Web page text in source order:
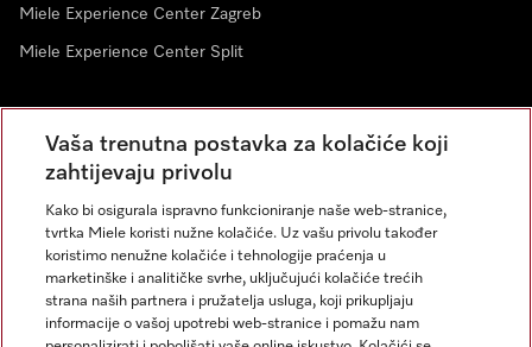
Miele Experience Center Zagreb
Miele Experience Center Split
Newsletter
Vaša trenutna postavka za kolačiće koji
zahtijevaju privolu
Kako bi osigurala ispravno funkcioniranje naše web-stranice,
tvrtka Miele koristi nužne kolačiće. Uz vašu privolu također
koristimo nenužne kolačiće i tehnologije praćenja u
marketinške i analitičke svrhe, uključujući kolačiće trećih
strana naših partnera i pružatelja usluga, koji prikupljaju
informacije o vašoj upotrebi web-stranice i pomažu nam